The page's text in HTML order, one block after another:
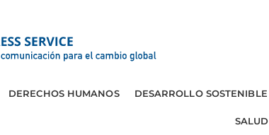
DERECHOS HUMANOS DESARROLLO SOSTENIBLE
SALUD